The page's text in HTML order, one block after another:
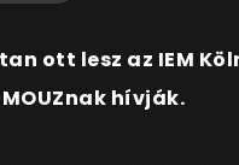
ott lesz az IEM
hívják.